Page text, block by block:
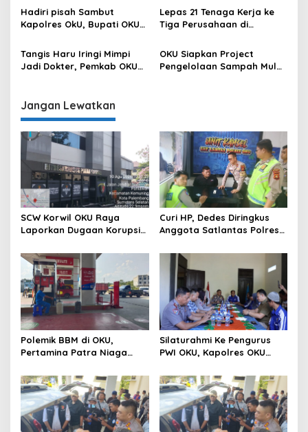
OKU
Hadiri pisah Sambut
Kapolres OkU, Bupati OKU
Kolaborasi untuk Kemajuan
Daerah
Lepas 21 Tenaga Kerja ke
Tiga Perusahaan di
Kongkrit Pemkab OKU
Kurangi Pengangguran
Tangis Haru Iringi Mimpi
Jadi Dokter, Pemkab OKU
Keluarga Kurang Mampu
OKU Siapkan Project
Pengelolaan Sampah Mulai
Jangan Lewatkan
SCW Korwil OKU Raya
Laporkan Dugaan Korupsi
Kecamatan Lubuk Batang
Ke Polda Sumsel
Curi HP, Dedes Diringkus
Anggota Satlantas Polres
Polemik BBM di OKU,
Pertamina Patra Niaga
Optimalkan Penyaluran
BBM Subsidi dan Perkuat
Pengawasan di Kabupaten
Ogan Komering Ulu
Silaturahmi Ke Pengurus
PWI OKU, Kapolres OKU
Media dan Polri